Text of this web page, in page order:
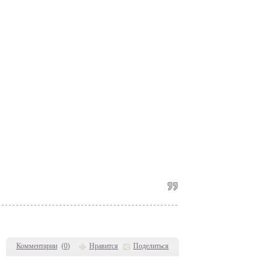
Комментарии (0) Нравится Поделиться